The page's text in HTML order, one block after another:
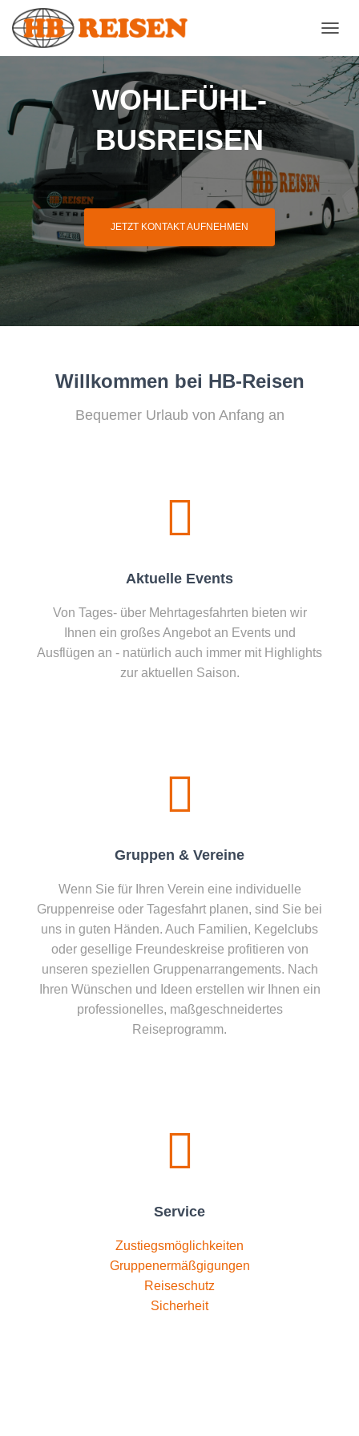
WOHLFÜHL-
BUSREISEN
JETZT KONTAKT AUFNEHMEN
Willkommen bei HB-Reisen
Bequemer Urlaub von Anfang an
Aktuelle Events
Von Tages- über Mehrtagesfahrten bieten wir
Ihnen ein großes Angebot an Events und
Ausflügen an - natürlich auch immer mit Highlights
zur aktuellen Saison.
Gruppen & Vereine
Wenn Sie für Ihren Verein eine individuelle
Gruppenreise oder Tagesfahrt planen, sind Sie bei
uns in guten Händen. Auch Familien, Kegelclubs
oder gesellige Freundeskreise profitieren von
unseren speziellen Gruppenarrangements. Nach
Ihren Wünschen und Ideen erstellen wir Ihnen ein
professionelles, maßgeschneidertes
Reiseprogramm.
Service
Zustiegsmöglichkeiten
Gruppenermäßgigungen
Reiseschutz
Sicherheit